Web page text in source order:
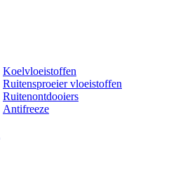
Koelvloeistoffen
Ruitensproeier vloeistoffen
Ruitenontdooiers
Antifreeze